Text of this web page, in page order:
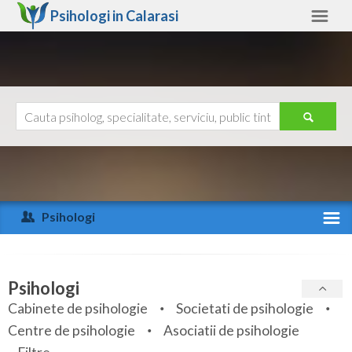
Psihologi in Calarasi
Arad
Arges
Bihor
Bistrita-Nasaud
Ajutor
Psihologi
Specialitati
Servicii
Articole
Psihologi
Cabinete de psihologie
Societati de psihologie
Centre de psihologie
Asociatii de psihologie